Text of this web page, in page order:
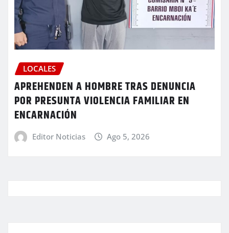
LOCALES
APREHENDEN A HOMBRE TRAS DENUNCIA
POR PRESUNTA VIOLENCIA FAMILIAR EN
ENCARNACIÓN
Editor Noticias Ago 5, 2026